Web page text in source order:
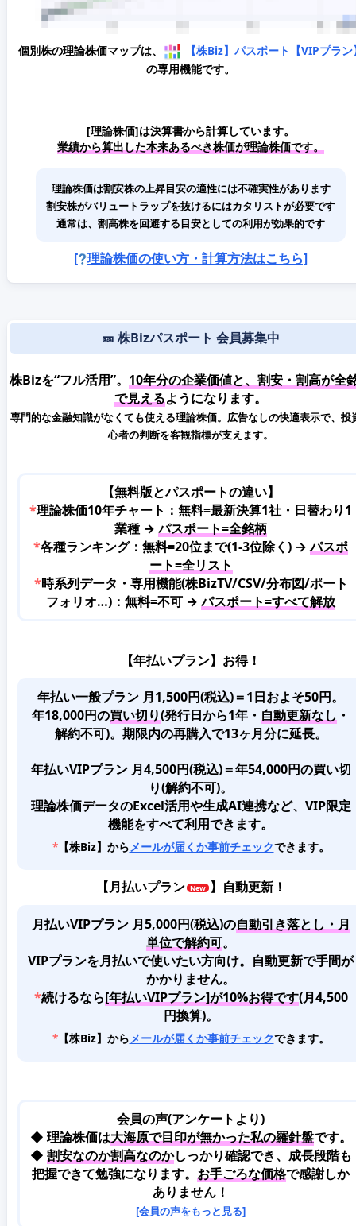
個別株の理論株価マップは、
【株Biz】パスポート【VIPプラン
の専用機能です。
[理論株価]は決算書から計算しています。
業績から算出した本来あるべき株価が理論株価です。
理論株価は割安株の上昇目安の適性には不確実性があります
割安株がバリュートラップを抜けるにはカタリストが必要です
通常は、割高株を回避する目安としての利用が効果的です
[ 理論株価の使い方・計算方法はこちら]
🎫 株Bizパスポート 会員募集中
株Bizを“フル活用”。 10年分の企業価値と、割安・割高が全
で見えるようになります。
専門的な金融知識がなくても使える理論株価。広告なしの快適表示で、投
心者の判断を客観指標が支えます。
【無料版とパスポートの違い】
*理論株価10年チャート：無料=最新決算1社・日替わり1
業種 →パスポート=全銘柄
*各種ランキング：無料=20位まで(1-3位除く) →パスポ
ート=全リスト
*時系列データ・専用機能(株BizTV/CSV/分布図/ポート
フォリオ…)：無料=不可 →パスポート=すべて解放
【年払いプラン】お得！
年払い一般プラン 月1,500円(税込)＝1日およそ50円。
年18,000円の買い切り(発行日から1年・ 自動更新なし ・
解約不可)。期限内の再購入で13ヶ月分に延長。
年払いVIPプラン 月4,500円(税込)＝年54,000円の買い切
り(解約不可)。
理論株価データのExcel活用や生成AI連携など、VIP限定
機能をすべて利用できます。
*【株Biz】からメールが届くか事前チェックできます。
【月払いプラン 】自動更新！
月払いVIPプラン 月5,000円(税込)の自動引き落とし・月
単位で解約可。
VIPプランを月払いで使いたい方向け。自動更新で手間が
かかりません。
*続けるなら[年払いVIPプラン]が10%お得です(月4,500
円換算)。
*【株Biz】から メールが届くか事前チェックできます。
会員の声(アンケートより)
◆ 理論株価は大海原で目印が無かった私の羅針盤です。
◆ 割安なのか割高なのかしっかり確認でき、成長段階も
把握できて勉強になります。 お手ごろな価格で感謝しか
ありません！
[会員の声をもっと見る]